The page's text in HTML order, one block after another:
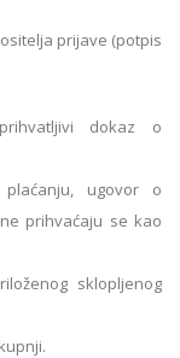
prijave (potpis
dokaz o
ugovor o
prihvaćaju se kao
sklopljenog